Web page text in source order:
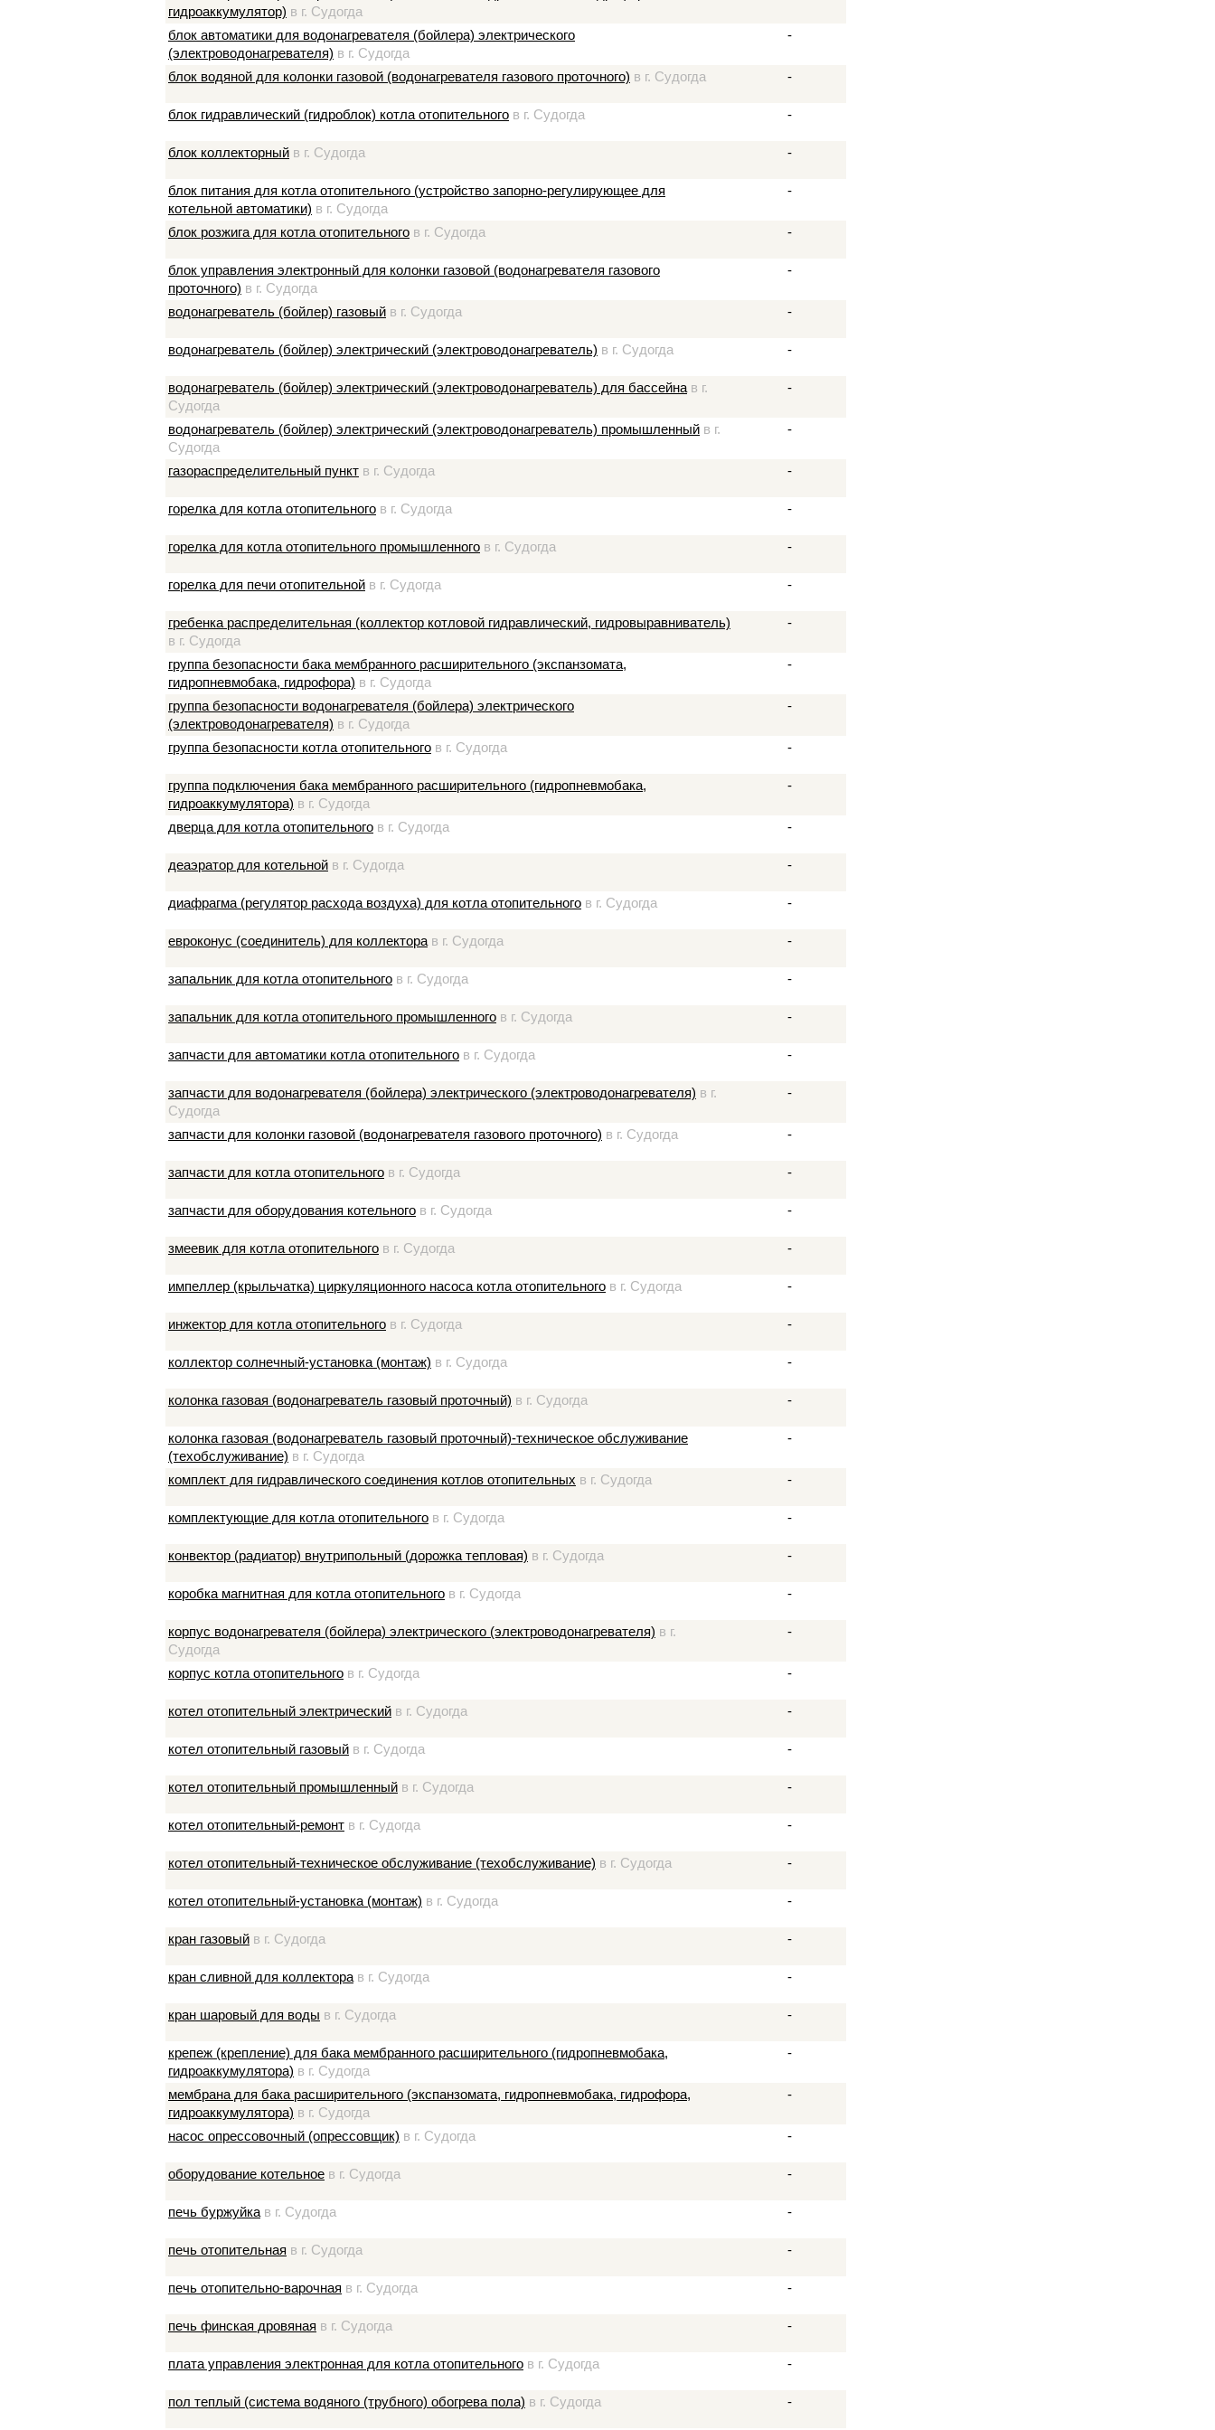
гидроаккумулятор) в г. Судогда
блок автоматики для водонагревателя (бойлера) электрического
(электроводонагревателя) в г. Судогда
-
блок водяной для колонки газовой (водонагревателя газового проточного) в г. Судогда -
блок гидравлический (гидроблок) котла отопительного в г. Судогда -
блок коллекторный в г. Судогда -
блок питания для котла отопительного (устройство запорно-регулирующее для
котельной автоматики) в г. Судогда
-
блок розжига для котла отопительного в г. Судогда -
блок управления электронный для колонки газовой (водонагревателя газового
проточного) в г. Судогда
-
водонагреватель (бойлер) газовый в г. Судогда -
водонагреватель (бойлер) электрический (электроводонагреватель) в г. Судогда -
водонагреватель (бойлер) электрический (электроводонагреватель) для бассейна в г.
Судогда
-
водонагреватель (бойлер) электрический (электроводонагреватель) промышленный в г.
Судогда
-
газораспределительный пункт в г. Судогда -
горелка для котла отопительного в г. Судогда -
горелка для котла отопительного промышленного в г. Судогда -
горелка для печи отопительной в г. Судогда -
гребенка распределительная (коллектор котловой гидравлический, гидровыравниватель)
в г. Судогда
-
группа безопасности бака мембранного расширительного (экспанзомата,
гидропневмобака, гидрофора) в г. Судогда
-
группа безопасности водонагревателя (бойлера) электрического
(электроводонагревателя) в г. Судогда
-
группа безопасности котла отопительного в г. Судогда -
группа подключения бака мембранного расширительного (гидропневмобака,
гидроаккумулятора) в г. Судогда
-
дверца для котла отопительного в г. Судогда -
деаэратор для котельной в г. Судогда -
диафрагма (регулятор расхода воздуха) для котла отопительного в г. Судогда -
евроконус (соединитель) для коллектора в г. Судогда -
запальник для котла отопительного в г. Судогда -
запальник для котла отопительного промышленного в г. Судогда -
запчасти для автоматики котла отопительного в г. Судогда -
запчасти для водонагревателя (бойлера) электрического (электроводонагревателя) в г.
Судогда
-
запчасти для колонки газовой (водонагревателя газового проточного) в г. Судогда -
запчасти для котла отопительного в г. Судогда -
запчасти для оборудования котельного в г. Судогда -
змеевик для котла отопительного в г. Судогда -
импеллер (крыльчатка) циркуляционного насоса котла отопительного в г. Судогда -
инжектор для котла отопительного в г. Судогда -
коллектор солнечный-установка (монтаж) в г. Судогда -
колонка газовая (водонагреватель газовый проточный) в г. Судогда -
колонка газовая (водонагреватель газовый проточный)-техническое обслуживание
(техобслуживание) в г. Судогда
-
комплект для гидравлического соединения котлов отопительных в г. Судогда -
комплектующие для котла отопительного в г. Судогда -
конвектор (радиатор) внутрипольный (дорожка тепловая) в г. Судогда -
коробка магнитная для котла отопительного в г. Судогда -
корпус водонагревателя (бойлера) электрического (электроводонагревателя) в г.
Судогда
-
корпус котла отопительного в г. Судогда -
котел отопительный электрический в г. Судогда -
котел отопительный газовый в г. Судогда -
котел отопительный промышленный в г. Судогда -
котел отопительный-ремонт в г. Судогда -
котел отопительный-техническое обслуживание (техобслуживание) в г. Судогда -
котел отопительный-установка (монтаж) в г. Судогда -
кран газовый в г. Судогда -
кран сливной для коллектора в г. Судогда -
кран шаровый для воды в г. Судогда -
крепеж (крепление) для бака мембранного расширительного (гидропневмобака,
гидроаккумулятора) в г. Судогда
-
мембрана для бака расширительного (экспанзомата, гидропневмобака, гидрофора,
гидроаккумулятора) в г. Судогда
-
насос опрессовочный (опрессовщик) в г. Судогда -
оборудование котельное в г. Судогда -
печь буржуйка в г. Судогда -
печь отопительная в г. Судогда -
печь отопительно-варочная в г. Судогда -
печь финская дровяная в г. Судогда -
плата управления электронная для котла отопительного в г. Судогда -
пол теплый (система водяного (трубного) обогрева пола) в г. Судогда -